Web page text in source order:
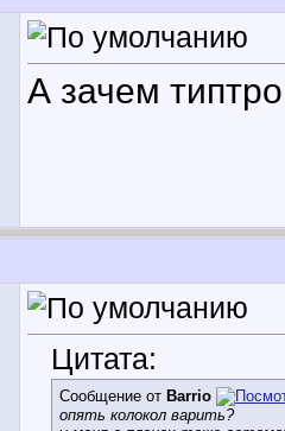
А зачем
Цитата:
Сообщение от Barrio
опять колокол варить?